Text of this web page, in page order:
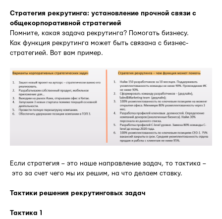
Стратегия рекрутинга: установление прочной связи с
общекорпоративной стратегией
Помните, какая задача рекрутинга? Помогать бизнесу.
Как функция рекрутинга может быть связана с бизнес-
стратегией. Вот вам пример.
Если стратегия – это наше направление задач, то тактика –
это за счет чего мы их решим, на что делаем ставку.
Тактики решения рекрутинговых задач
Тактика 1